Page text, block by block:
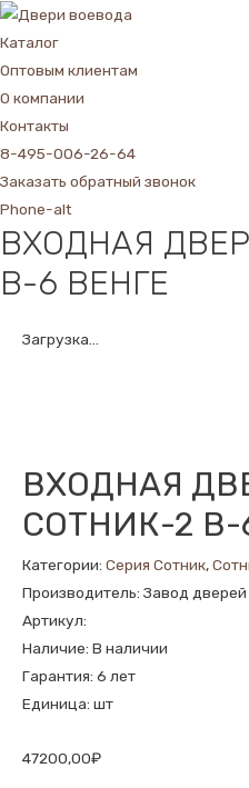
Каталог
Оптовым клиентам
О компании
Контакты
8-495-006-26-64
Заказать обратный звонок
Phone-alt
ВХОДНАЯ
В-6 ВЕНГЕ
Загрузка...
ВХОДНАЯ
СОТНИК-2 В-
Категории: Серия Сотник,
Производитель: Завод
Артикул:
Наличие: В наличии
Гарантия: 6 лет
Единица: шт
47200,00₽